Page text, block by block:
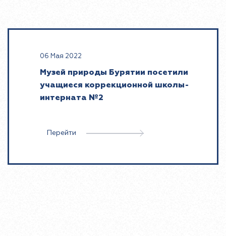
06 Мая 2022
Музей природы Бурятии посетили
учащиеся коррекционной школы-
интерната №2
Перейти